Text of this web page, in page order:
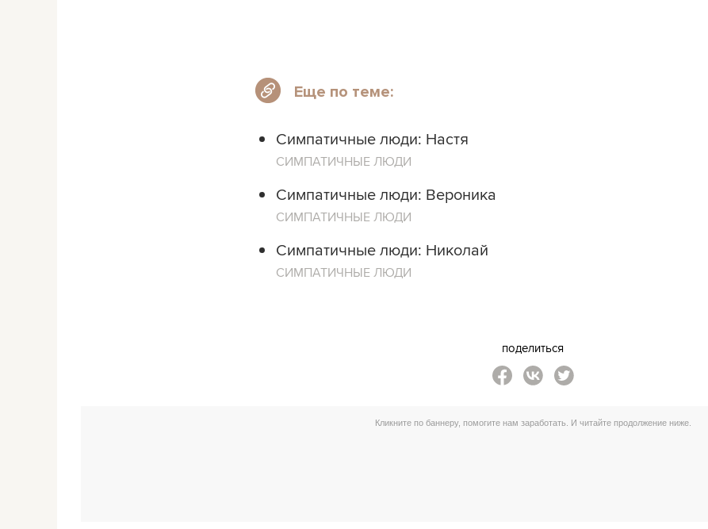
Еще по теме:
Симпатичные люди: Настя
СИМПАТИЧНЫЕ ЛЮДИ
Симпатичные люди: Вероника
СИМПАТИЧНЫЕ ЛЮДИ
Симпатичные люди: Николай
СИМПАТИЧНЫЕ ЛЮДИ
поделиться